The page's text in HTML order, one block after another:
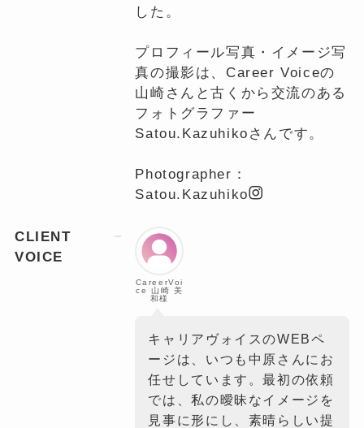
した。
プロフィール写真・イメージ写
真の撮影は、Career Voiceの
山崎さんと古くから交流のある
フォトグラファー
Satou.Kazuhikoさんです。
Photographer：
Satou.Kazuhiko
CLIENT
VOICE
CareerVoi
ce 山崎 美
和様
キャリアヴォイスのWEBペ
ージは、いつも中原さんにお
任せしています。最初の依頼
では、私の曖昧なイメージを
見事に形にし、素晴らしい提